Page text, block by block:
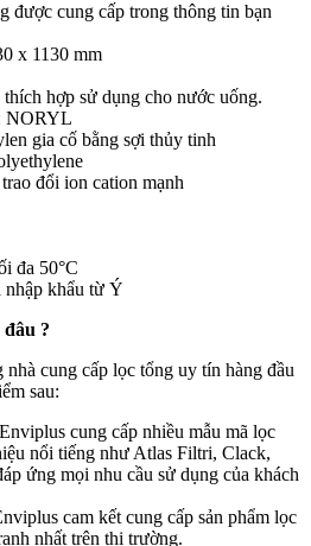
được cung cấp trong thông tin bạn
x 1130 mm
hợp sử dụng cho nước uống.
NORYL
gia cố bằng sợi thủy tinh
đổi ion cation mạnh
đa 50°C
nhập khẩu từ Ý
?
cung cấp lọc tổng uy tín hàng đầu
sau:
Enviplus cung cấp nhiều mẫu mã lọc
nổi tiếng như Atlas Filtri, Clack,
ứng mọi nhu cầu sử dụng của khách
cam kết cung cấp sản phẩm lọc
nhất trên thị trường.